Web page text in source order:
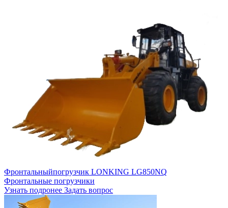
Фронтальныйпогрузчик LONKING LG850NQ
Фронтальные погрузчики
Узнать подронее Задать вопрос